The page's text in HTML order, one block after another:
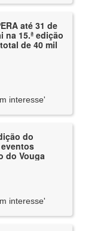
até 31 de
na 15.ª edição
de 40 mil
interesse'
do
do Vouga
interesse'